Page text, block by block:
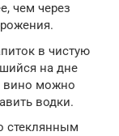
чем через
в чистую
на дне
вино можно
водки.
стеклянным